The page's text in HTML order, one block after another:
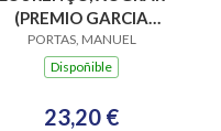
(PREMIO GARCIA
BARROS 2015)
PORTAS, MANUEL
Dispoñible
23,20 €